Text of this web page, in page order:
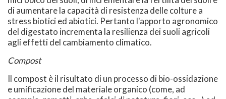
di aumentare la capacità di resistenza delle colture a
stress biotici ed abiotici. Pertanto l'apporto agronomico
del digestato incrementa la resilienza dei suoli agricoli
agli effetti del cambiamento climatico.
Compost
Il compost è il risultato di un processo di bio-ossidazione
e umificazione del materiale organico (come, ad